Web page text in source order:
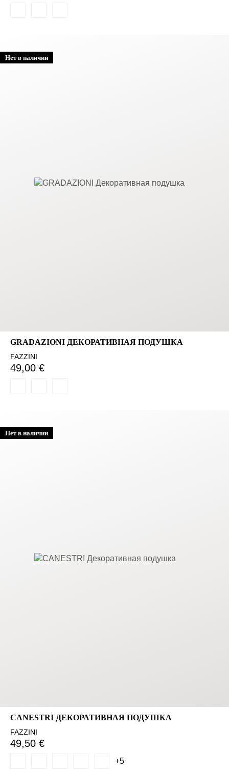
Нет в наличии
GRADAZIONI ДЕКОРАТИВНАЯ ПОДУШКА
FAZZINI
49,00 €
Нет в наличии
CANESTRI ДЕКОРАТИВНАЯ ПОДУШКА
FAZZINI
49,50 €
+5